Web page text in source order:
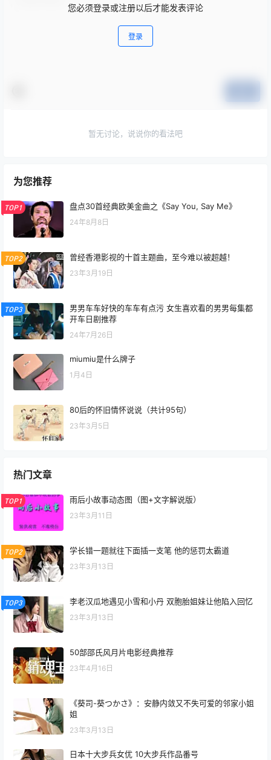
您必须登录或注册以后才能发表评论
登录
暂无讨论，说说你的看法吧
为您推荐
TOP1 盘点30首经典欧美金曲之《Say You, Say Me》
24年8月8日
TOP2 曾经香港影视的十首主题曲，至今难以被超越！
23年3月19日
TOP3
男男车车好快的车车有点污 女生喜欢看的男男每集都
开车日剧推荐
24年7月26日
miumiu是什么牌子
1月4日
80后的怀旧情怀说说（共计95句）
23年3月5日
热门文章
TOP1 雨后小故事动态图（图+文字解说版）
23年3月11日
TOP2 学长错一题就往下面插一支笔 他的惩罚太霸道
23年3月13日
TOP3 李老汉瓜地遇见小雪和小丹 双胞胎姐妹让他陷入回忆
23年3月13日
50部邵氏风月片电影经典推荐
23年4月16日
《葵司-葵つかさ》：安静内敛又不失可爱的邻家小姐
姐
23年3月13日
日本十大步兵女优 10大步兵作品番号